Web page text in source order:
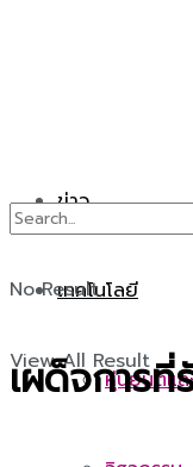
ข่าว
เทคโนโลยี
หุ่นยนต์แ
No Result
View All Result
เผด็จการ